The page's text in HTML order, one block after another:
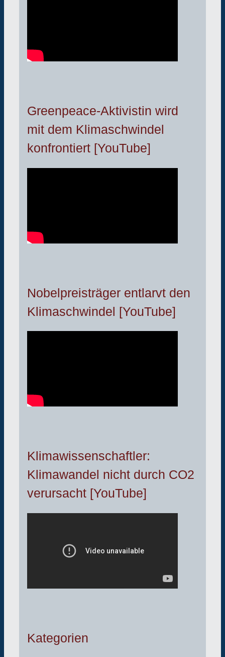
Greenpeace-Aktivistin wird
mit dem Klimaschwindel
konfrontiert [YouTube]
Nobelpreisträger entlarvt den
Klimaschwindel [YouTube]
Klimawissenschaftler:
Klimawandel nicht durch CO2
verursacht [YouTube]
Kategorien